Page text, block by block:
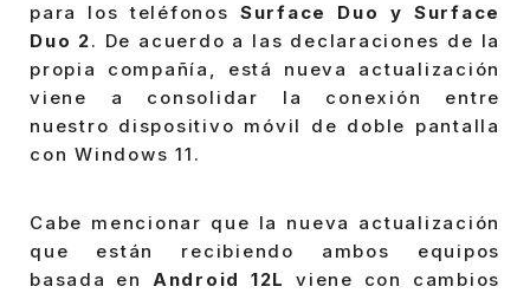
para los teléfonos Surface Duo y Surface
Duo 2. De acuerdo a las declaraciones de la
propia compañía, está nueva actualización
viene a consolidar la conexión entre
nuestro dispositivo móvil de doble pantalla
con Windows 11.
Cabe mencionar que la nueva actualización
que están recibiendo ambos equipos
basada en Android 12L
viene con cambios